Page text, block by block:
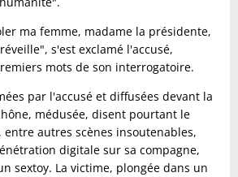
ma femme, madame la présidente,
s'est exclamé l'accusé,
mots de son interrogatoire.
par l'accusé et diffusées devant la
médusée, disent pourtant le
autres scènes insoutenables,
digitale sur sa compagne,
sextoy. La victime, plongée dans un